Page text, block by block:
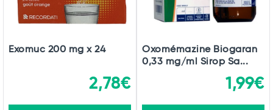
Exomuc 200 mg x 24
2,78€
Oxomémazine Biogaran
0,33 mg/ml Sirop Sa...
1,99€